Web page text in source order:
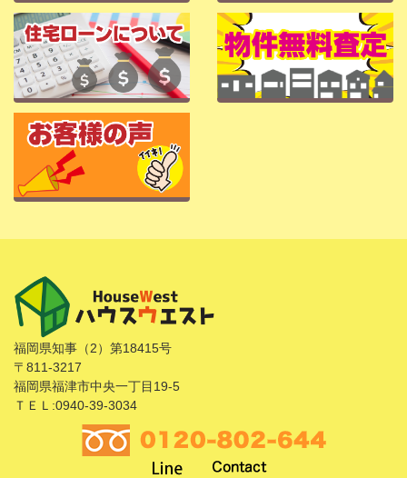
福岡県知事（2）第18415号
〒811-3217
福岡県福津市中央一丁目19-5
ＴＥＬ:0940-39-3034